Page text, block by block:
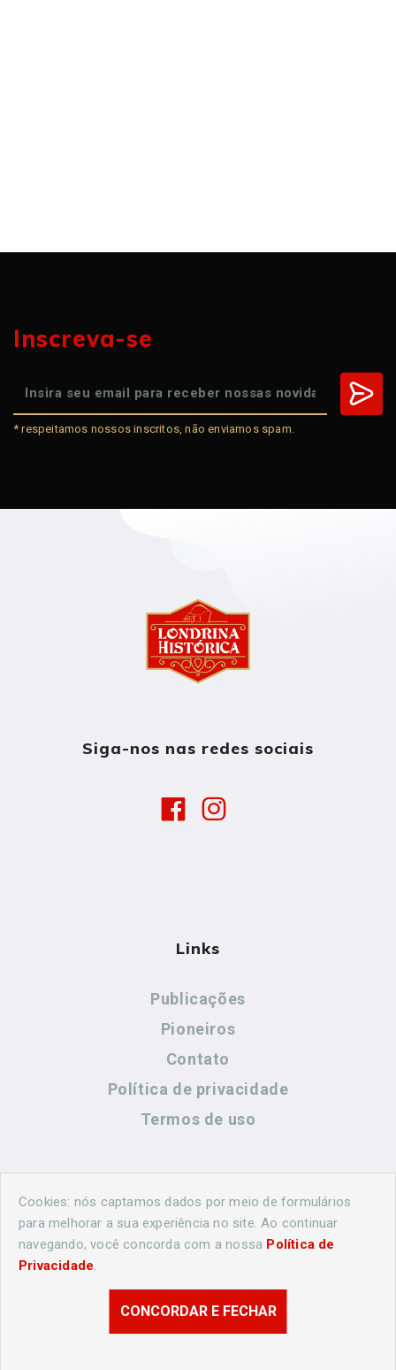
Inscreva-se
* respeitamos nossos inscritos, não enviamos spam.
Siga-nos nas redes sociais
Links
Publicações
Pioneiros
Contato
Política de privacidade
Termos de uso
Contato
(44) 99883-8883
Cookies: nós captamos dados por meio de formulários
para melhorar a sua experiência no site. Ao continuar
navegando, você concorda com a nossa Política de
Privacidade.
CONCORDAR E FECHAR